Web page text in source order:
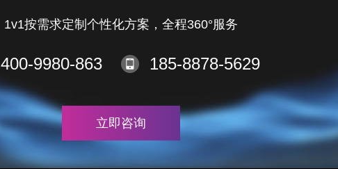
1v1按需求定制个性化方案，全程360°服务
400-9980-863 185-8878-5629
立即咨询